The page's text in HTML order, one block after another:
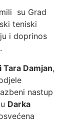
su Grad
teniski
i doprinos
Damjan,
nastup
Darka